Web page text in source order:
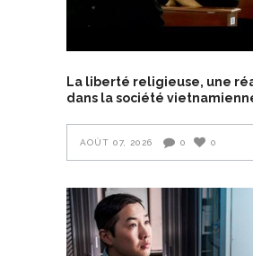
La liberté religieuse, une
dans la société
AOÛT 07, 2026 0 0